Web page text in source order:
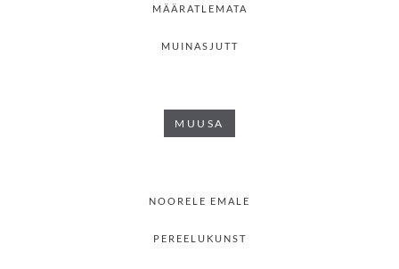
MÄÄRATLEMATA
MUINASJUTT
MUUSA
NOORELE EMALE
PEREELUKUNST